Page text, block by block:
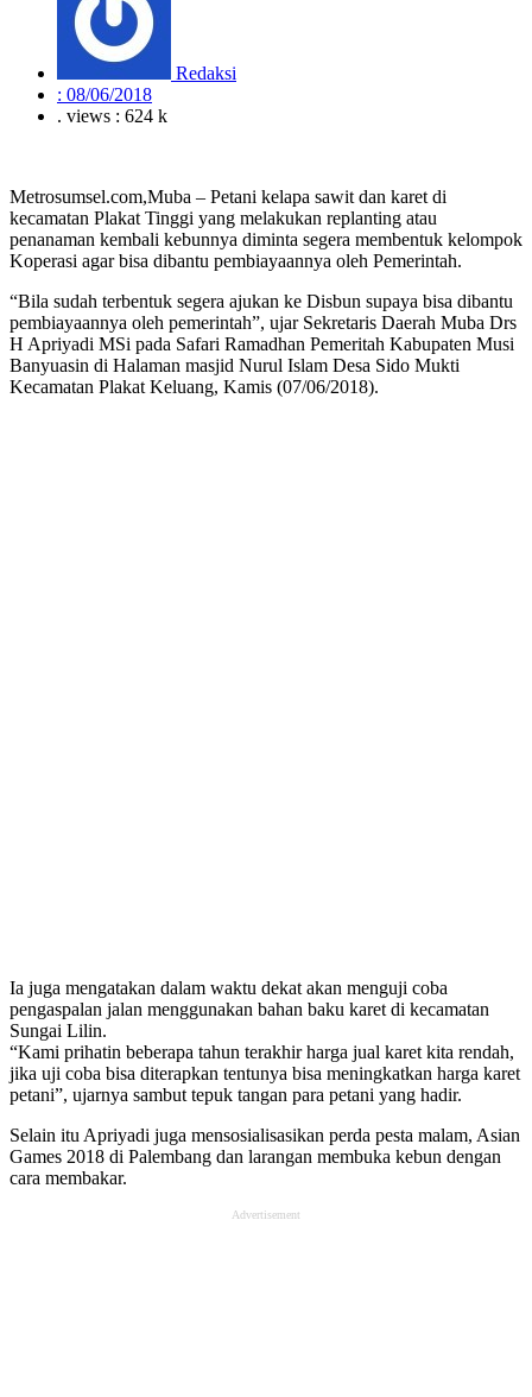
Redaksi
: 08/06/2018
. views : 624 k
Metrosumsel.com,Muba – Petani kelapa sawit dan karet di
kecamatan Plakat Tinggi yang melakukan replanting atau
penanaman kembali kebunnya diminta segera membentuk kelompok
Koperasi agar bisa dibantu pembiayaannya oleh Pemerintah.
“Bila sudah terbentuk segera ajukan ke Disbun supaya bisa dibantu
pembiayaannya oleh pemerintah”, ujar Sekretaris Daerah Muba Drs
H Apriyadi MSi pada Safari Ramadhan Pemeritah Kabupaten Musi
Banyuasin di Halaman masjid Nurul Islam Desa Sido Mukti
Kecamatan Plakat Keluang, Kamis (07/06/2018).
Ia juga mengatakan dalam waktu dekat akan menguji coba
pengaspalan jalan menggunakan bahan baku karet di kecamatan
Sungai Lilin.
“Kami prihatin beberapa tahun terakhir harga jual karet kita rendah,
jika uji coba bisa diterapkan tentunya bisa meningkatkan harga karet
petani”, ujarnya sambut tepuk tangan para petani yang hadir.
Selain itu Apriyadi juga mensosialisasikan perda pesta malam, Asian
Games 2018 di Palembang dan larangan membuka kebun dengan
cara membakar.
Advertisement